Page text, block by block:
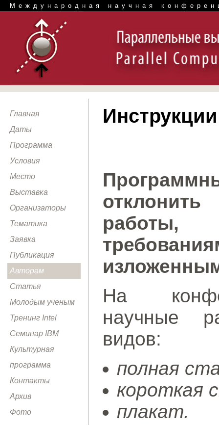
Международная научная
Главная
Даты
Программа
Условия
Место
Выставка
Организаторы
Тематика
Заявка
Публикация
Авторам
Статья
Молодым ученым
Тренинг Intel
Семинар IBM
Культурная
программа
Контакты
Архив
Фото
работы,
На
научные
видов:
полная
короткая
плакат.